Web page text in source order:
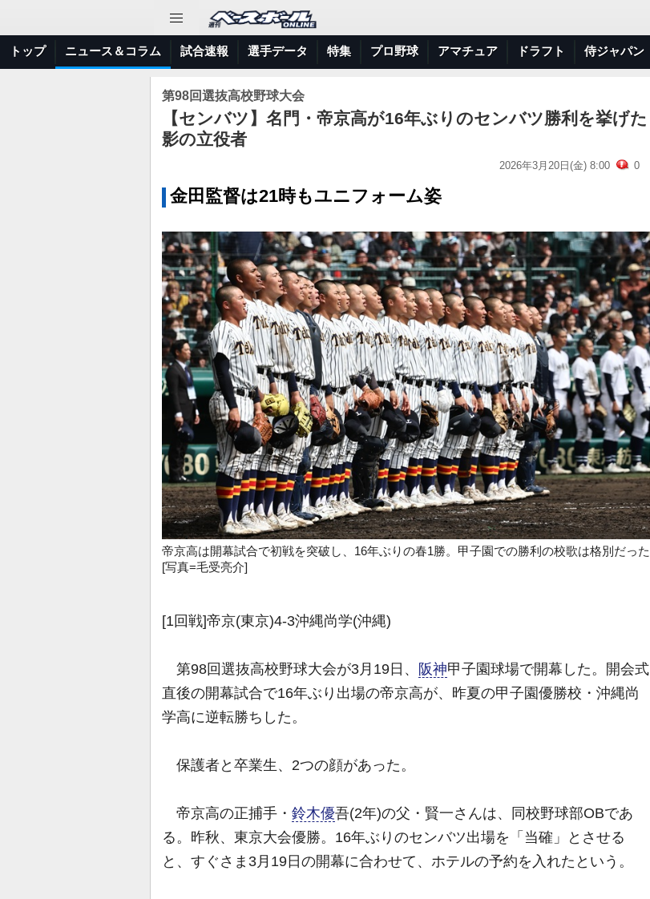
トップ ニュース＆コラム 試合速報 選手データ 特集 プロ野球 アマチュア ドラフト 侍ジャパン
第98回選抜高校野球大会
【センバツ】名門・帝京高が16年ぶりのセンバツ勝利を挙げた
影の立役者
2026年3月20日(金) 8:00 0
金田監督は21時もユニフォーム姿
帝京高は開幕試合で初戦を突破し、16年ぶりの春1勝。甲子園での勝利の校歌は格別だった
[写真=毛受亮介]
[1回戦]帝京(東京)4-3沖縄尚学(沖縄)
第98回選抜高校野球大会が3月19日、 阪神甲子園球場で開幕した。開会式
直後の開幕試合で16年ぶり出場の帝京高が、昨夏の甲子園優勝校・沖縄尚
学高に逆転勝ちした。
保護者と卒業生、2つの顔があった。
帝京高の正捕手・ 鈴木優吾(2年)の父・賢一さんは、同校野球部OBであ
る。昨秋、東京大会優勝。16年ぶりのセンバツ出場を「当確」とさせる
と、すぐさま3月19日の開幕に合わせて、ホテルの予約を入れたという。